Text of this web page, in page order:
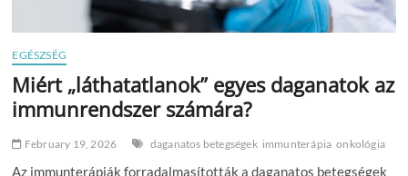
EGÉSZSÉG
Miért „láthatatlanok” egyes daganatok az
immunrendszer számára?
February 19, 2026 daganatos betegségek immunterápia onkológia
Az immunterápiák forradalmasították a daganatos betegségek